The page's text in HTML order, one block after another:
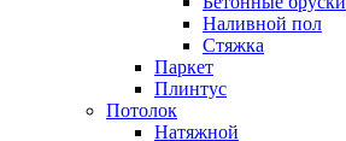
Наливной пол
Стяжка
Паркет
Плинтус
Потолок
Натяжной